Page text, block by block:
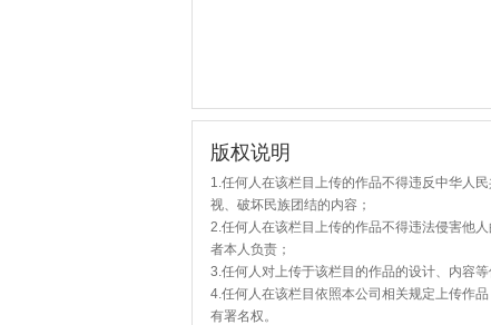
版权说明
1.任何人在该栏目上传的作品不得违反中华人
视、破坏民族团结的内容；
2.任何人在该栏目上传的作品不得违法侵害他
者本人负责；
3.任何人对上传于该栏目的作品的设计、内容
4.任何人在该栏目依照本公司相关规定上传作
有署名权。